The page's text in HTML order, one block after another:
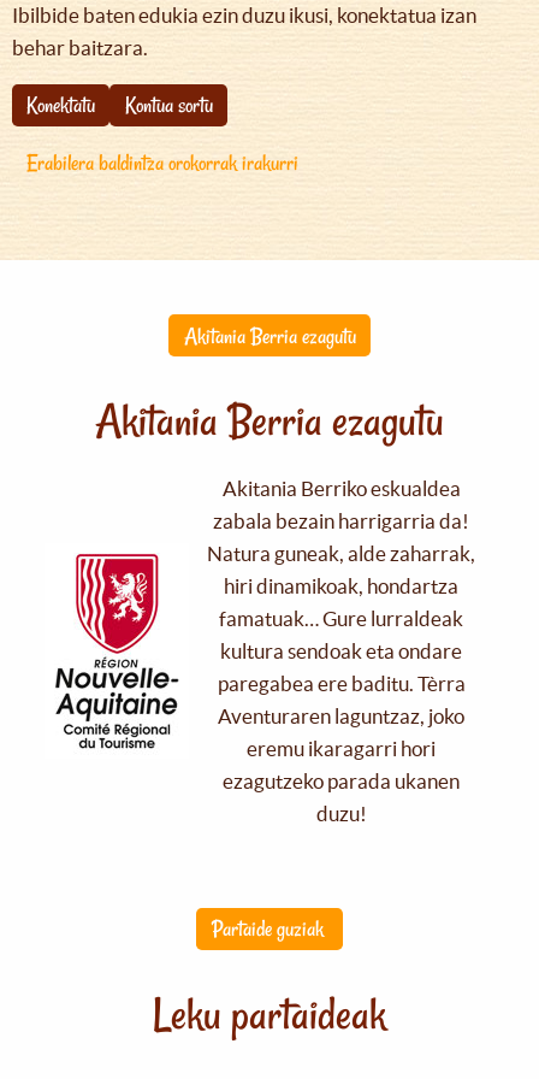
Ibilbide baten edukia ezin duzu ikusi, konektatua izan
behar baitzara.
Konektatu
Kontua sortu
Erabilera baldintza orokorrak irakurri
Akitania Berria ezagutu
Akitania Berria ezagutu
Akitania Berriko eskualdea
zabala bezain harrigarria da!
Natura guneak, alde zaharrak,
hiri dinamikoak, hondartza
famatuak… Gure lurraldeak
kultura sendoak eta ondare
paregabea ere baditu. Tèrra
Aventuraren laguntzaz, joko
eremu ikaragarri hori
ezagutzeko parada ukanen
duzu!
Partaide guziak
Leku partaideak